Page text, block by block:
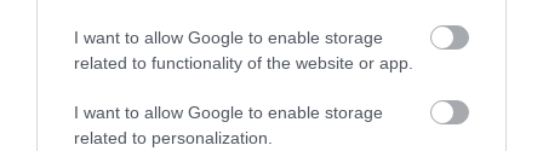
I want to allow Google to enable storage
related to functionality of the website or app.
I want to allow Google to enable storage
related to personalization.